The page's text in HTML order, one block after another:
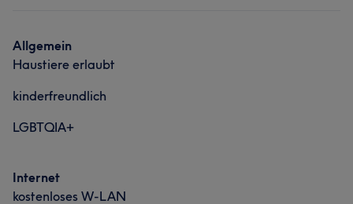
Allgemein
Haustiere erlaubt
kinderfreundlich
LGBTQIA+
Internet
kostenloses W-LAN